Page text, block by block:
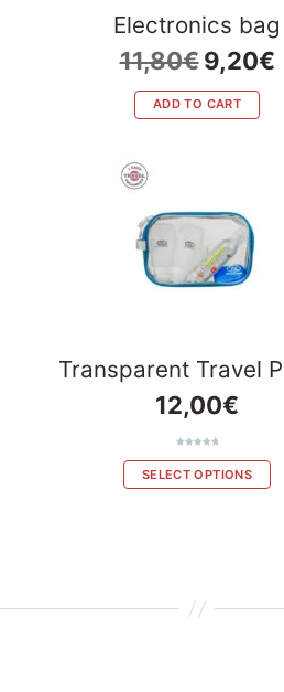
Electronics bag
11,80€ Original
price
was:
11,80€.
9,20€
ADD TO CART
Transparent Travel
12,00€
based on
customer
SELECT OPTIONS